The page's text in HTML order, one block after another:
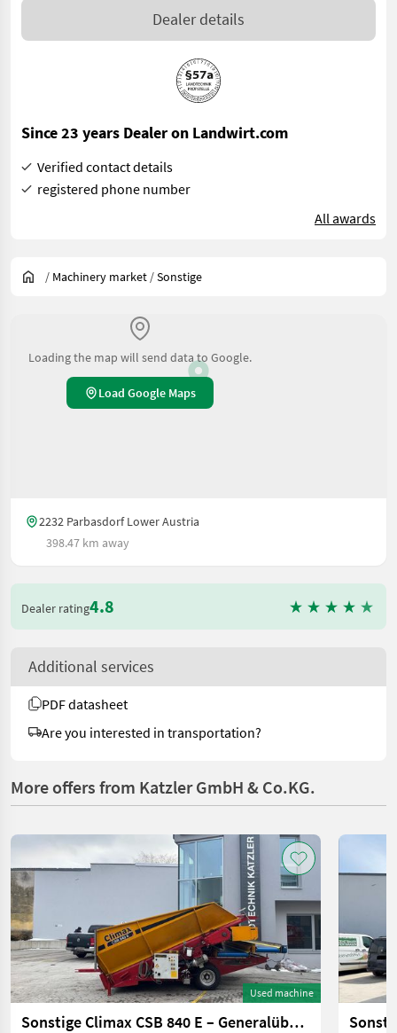
Dealer details
Since 23 years Dealer on Landwirt.com
Verified contact details
registered phone number
All awards
/ Machinery market /Sonstige
Loading the map will send data to Google.
Load Google Maps
2232 Parbasdorf Lower Austria
398.47 km away
Dealer rating4.8
Additional services
PDF datasheet
Are you interested in transportation?
More offers from Katzler GmbH & Co.KG.
Used machine
Sonstige Climax CSB 840 E – Generalüberholt